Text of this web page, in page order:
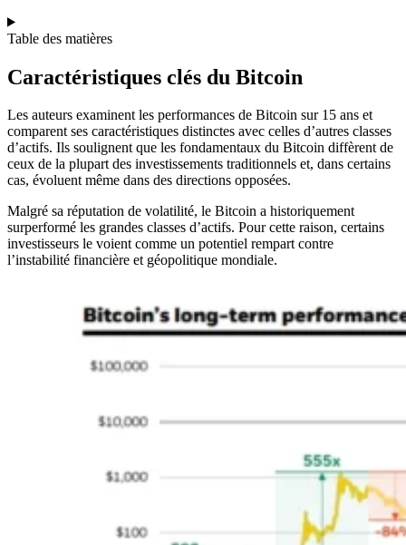
Table des matières
Caractéristiques clés du Bitcoin
Les auteurs examinent les performances de Bitcoin sur 15 ans et
comparent ses caractéristiques distinctes avec celles d’autres classes
d’actifs. Ils soulignent que les fondamentaux du Bitcoin diffèrent de
ceux de la plupart des investissements traditionnels et, dans certains
cas, évoluent même dans des directions opposées.
Malgré sa réputation de volatilité, le Bitcoin a historiquement
surperformé les grandes classes d’actifs. Pour cette raison, certains
investisseurs le voient comme un potentiel rempart contre
l’instabilité financière et géopolitique mondiale.